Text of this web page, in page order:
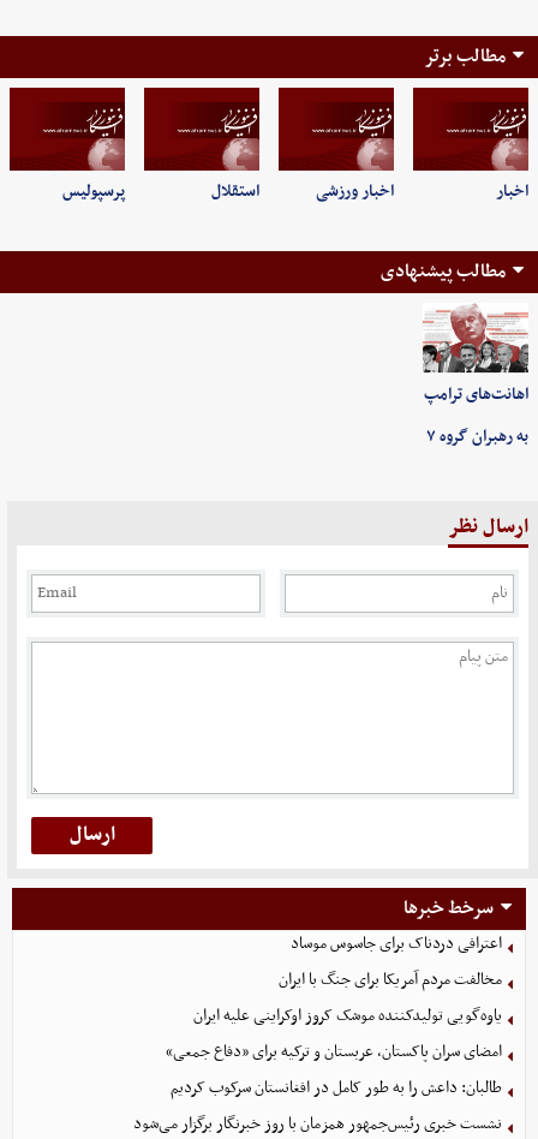
مطالب برتر
اخبار اخبار ورزشی استقلال پرسپولیس
مطالب پیشنهادی
اهانت‌های ترامپ
به رهبران گروه ۷
ارسال نظر
سرخط خبرها
اعترافی دردناک برای جاسوس موساد
مخالفت مردم آمریکا برای جنگ با ایران
یاوه‌گویی تولیدکننده موشک کروز اوکراینی علیه ایران
امضای سران پاکستان، عربستان و ترکیه برای «دفاع جمعی»
طالبان: داعش را به طور کامل در افغانستان سرکوب کردیم
نشست خبری رئیس‌جمهور همزمان با روز خبرنگار برگزار می‌شود